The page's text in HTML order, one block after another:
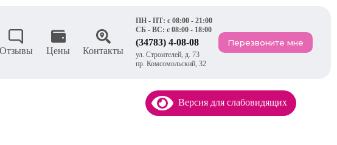
Отзывы Цены Контакты
ПН - ПТ: с 08:00 - 21:00
СБ - ВС: с 08:00 - 18:00
(34783) 4-08-08
ул. Строителей, д. 73
пр. Комсомольский, 32
Перезвоните мне
Версия для слабовидящих